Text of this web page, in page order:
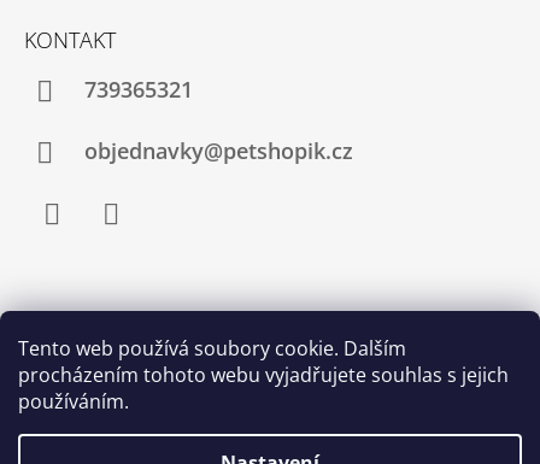
Tento web používá soubory cookie. Dalším
procházením tohoto webu vyjadřujete souhlas s jejich
používáním.
KONTAKT
739365321
objednavky@petshopik.cz
Zboží.cz Heureka.cz Shoptet.cz
Najnakup.sk Srovnání cen ušetřím.cz Nákup.24hod.sk
Porovnanie cien